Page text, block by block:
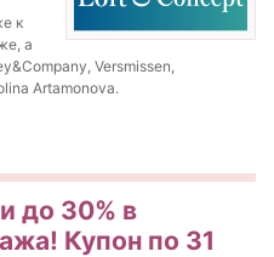
к
а
Versmissen,
Artamonova.
до 30% в
Купон по 31